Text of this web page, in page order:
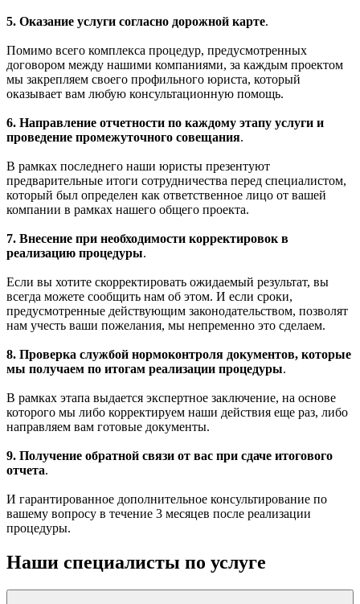
5. Оказание услуги согласно дорожной карте.
Помимо всего комплекса процедур, предусмотренных
договором между нашими компаниями, за каждым проектом
мы закрепляем своего профильного юриста, который
оказывает вам любую консультационную помощь.
6. Направление отчетности по каждому этапу услуги и
проведение промежуточного совещания.
В рамках последнего наши юристы презентуют
предварительные итоги сотрудничества перед специалистом,
который был определен как ответственное лицо от вашей
компании в рамках нашего общего проекта.
7. Внесение при необходимости корректировок в
реализацию процедуры.
Если вы хотите скорректировать ожидаемый результат, вы
всегда можете сообщить нам об этом. И если сроки,
предусмотренные действующим законодательством, позволят
нам учесть ваши пожелания, мы непременно это сделаем.
8. Проверка службой нормоконтроля документов, которые
мы получаем по итогам реализации процедуры.
В рамках этапа выдается экспертное заключение, на основе
которого мы либо корректируем наши действия еще раз, либо
направляем вам готовые документы.
9. Получение обратной связи от вас при сдаче итогового
отчета.
И гарантированное дополнительное консультирование по
вашему вопросу в течение 3 месяцев после реализации
процедуры.
Наши специалисты по услуге